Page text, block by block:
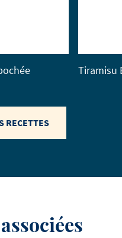
Tiramisu
RECETTES